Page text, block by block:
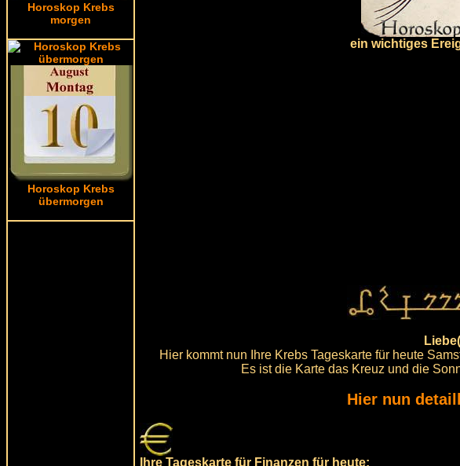
Horoskop Krebs
morgen
Horoskop Krebs
übermorgen
ein wichtiges
Hier kommt nun Ihre Krebs Tageskarte für heute
Es ist die Karte das Kreuz und die
Hier nun
Ihre Tageskarte für Finanzen für heute: